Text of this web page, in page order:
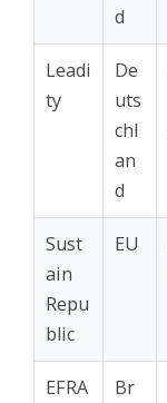
d
Leadi
ty
De
uts
chl
an
d
Sust
ain
Repu
blic
EU
EFRA
Br